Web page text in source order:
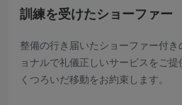
訓練を受けたショーファー
整備の行き届いたショーファー付き
ョナルで礼儀正しいサービスをご提
くつろいだ移動をお約束します。